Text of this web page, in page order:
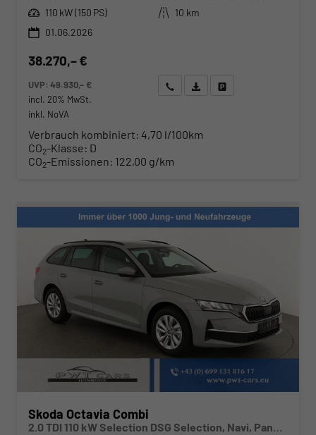
Leistung 110 kW (150 PS) Kilometerstand
10 km
01.06.2026
38.270,– €
UVP:49.930,– €
incl. 20% MwSt.
inkl. NoVA
Wir rufen Sie anAngebot drucken (PDF)
Verbrauch kombiniert: 4,70 l/100km
CO2-Klasse: D
CO2-Emissionen: 122,00 g/km
Skoda Octavia Combi
2.0 TDI 110 kW Selection DSG Selection, Navi, Pano, AHK, Teilleder, 5-J Garantie